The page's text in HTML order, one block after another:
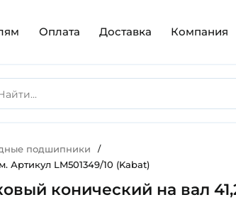
Оплата Доставка Компания
подшипники /
Артикул LM501349/10 (Kabat)
конический на вал